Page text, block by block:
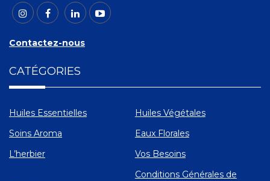
Contactez-nous
CATÉGORIES
Huiles Essentielles
Huiles Végétales
Soins Aroma
Eaux Florales
L’herbier
Vos Besoins
Conditions Générales de